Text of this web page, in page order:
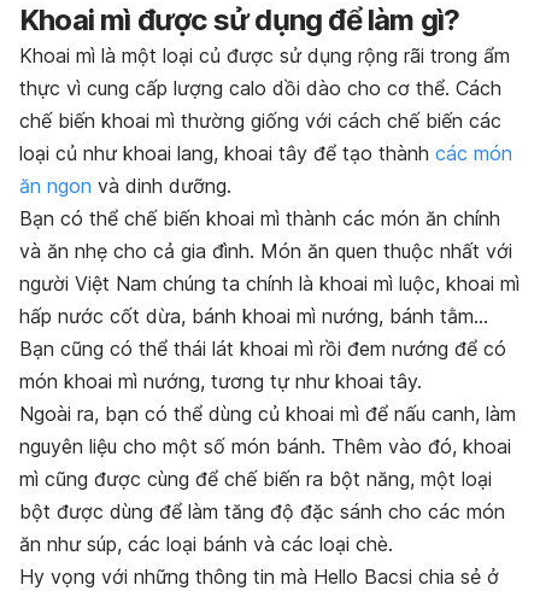
Khoai mì được sử dụng để làm gì?
Khoai mì là một loại củ được sử dụng rộng rãi trong ẩm
thực vì cung cấp lượng calo dồi dào cho cơ thể. Cách
chế biến khoai mì thường giống với cách chế biến các
loại củ như khoai lang, khoai tây để tạo thành các món
ăn ngon và dinh dưỡng.
Bạn có thể chế biến khoai mì thành các món ăn chính
và ăn nhẹ cho cả gia đình. Món ăn quen thuộc nhất với
người Việt Nam chúng ta chính là khoai mì luộc, khoai mì
hấp nước cốt dừa, bánh khoai mì nướng, bánh tằm…
Bạn cũng có thể thái lát khoai mì rồi đem nướng để có
món khoai mì nướng, tương tự như khoai tây.
Ngoài ra, bạn có thể dùng củ khoai mì để nấu canh, làm
nguyên liệu cho một số món bánh. Thêm vào đó, khoai
mì cũng được cùng để chế biến ra bột năng, một loại
bột được dùng để làm tăng độ đặc sánh cho các món
ăn như súp, các loại bánh và các loại chè.
Hy vọng với những thông tin mà Hello Bacsi chia sẻ ở